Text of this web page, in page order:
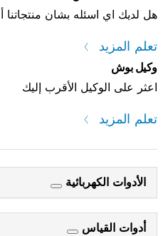
هل لديك اي اسئله بشان منتجاتنا
تعلم المزيد
وكيل بوش
اعثر على الوكيل الأقرب إليك
تعلم المزيد
الأدوات الكهربائية
أدوات القياس